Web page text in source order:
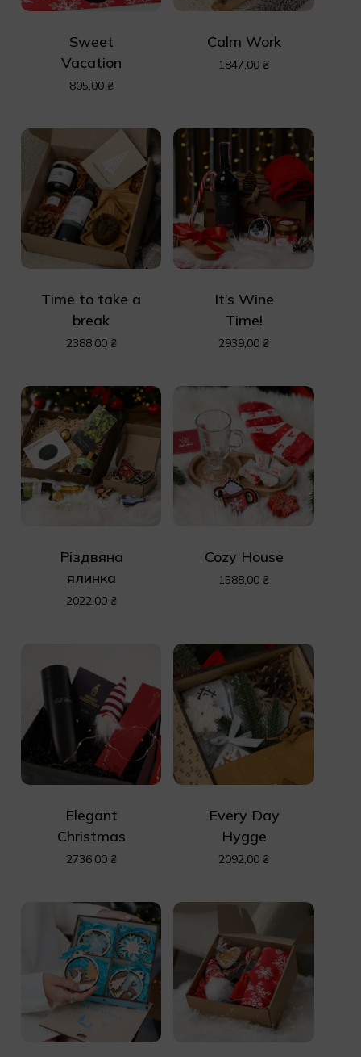
Sweet
Vacation
805,00 ₴
Calm Work
1847,00 ₴
Time to take a
break
2388,00 ₴
It’s Wine
Time!
2939,00 ₴
Різдвяна
ялинка
2022,00 ₴
Cozy House
1588,00 ₴
Еlegant
Christmas
2736,00 ₴
Every Day
Hygge
2092,00 ₴